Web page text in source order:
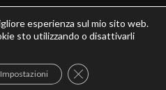
byMaria Cristina Pizzato
esperienza sul mio sito web.
sto utilizzando o disattivarli
Impostazioni Close GDPR